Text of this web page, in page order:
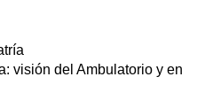
visión del Ambulatorio y en